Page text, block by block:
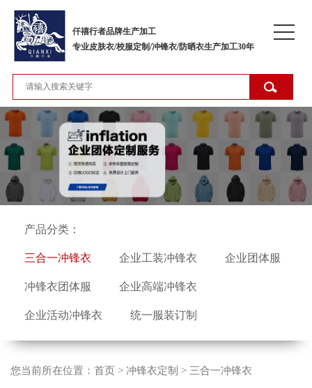
仟禧行者品牌生产加工
专业皮肤衣/校服定制/冲锋衣/防晒衣生产加工30年
产品分类：
三合一冲锋衣 企业工装冲锋衣 企业团体服
冲锋衣团体服 企业高端冲锋衣
企业活动冲锋衣 统一服装订制
您当前所在位置： 首页 > 冲锋衣定制 > 三合一冲锋衣